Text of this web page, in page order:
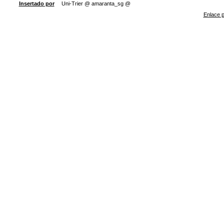
Insertado por
Uni-Trier @ amaranta_sg @
Enlace